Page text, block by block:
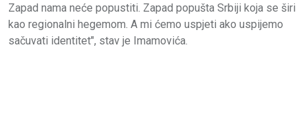
Zapad nama neće popustiti. Zapad popušta Srbiji koja se širi
kao regionalni hegemom. A mi ćemo uspjeti ako uspijemo
sačuvati identitet", stav je Imamovića.